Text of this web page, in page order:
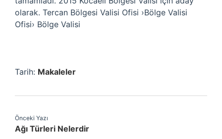
olarak. Tercan Bölgesi Valisi Ofisi ›Bölge Valisi
Ofisi› Bölge Valisi
Tarih: Makaleler
Önceki Yazı
Ağı Türleri Nelerdir